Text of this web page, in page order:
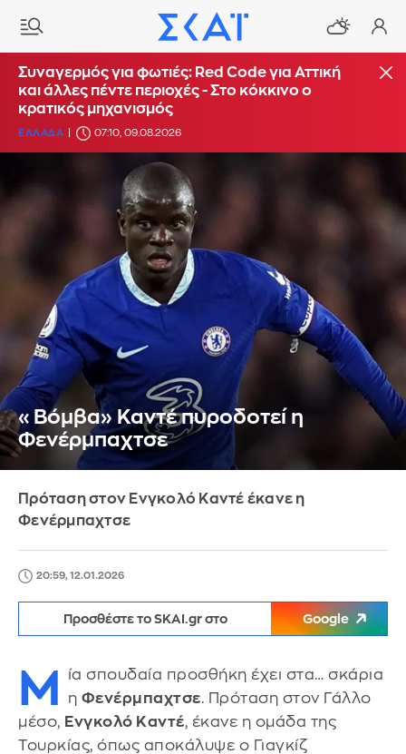
Συναγερμός για φωτιές: Red Code για Αττική
και άλλες πέντε περιοχές - Στο κόκκινο ο
κρατικός μηχανισμός
ΕΛΛΑΔΑ 07:10, 09.08.2026
«Βόμβα» Καντέ πυροδοτεί η
Φενέρμπαχτσε
Πρόταση στον Ενγκολό Καντέ έκανε η
Φενέρμπαχτσε
20:59, 12.01.2026
Προσθέστε το SKAI.gr στο Google
Μ
ία σπουδαία προσθήκη έχει στα… σκάρια
η Φενέρμπαχτσε. Πρόταση στον Γάλλο
μέσο, Ενγκολό Καντέ, έκανε η ομάδα της
Τουρκίας, όπως αποκάλυψε ο Γιαγκίζ